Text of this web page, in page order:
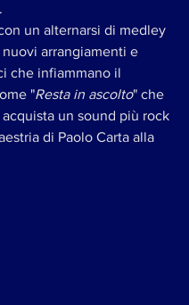
un alternarsi di medley
arrangiamenti e
che infiammano il
"Resta in ascolto" che
un sound più rock
di Paolo Carta alla